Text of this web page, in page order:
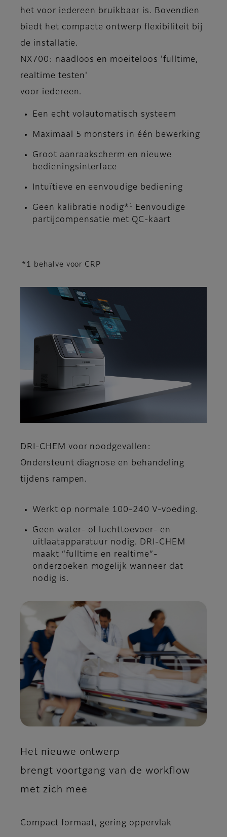
het voor iedereen bruikbaar is. Bovendien
biedt het compacte ontwerp flexibiliteit bij
de installatie.
NX700: naadloos en moeiteloos 'fulltime,
realtime testen'
voor iedereen.
Een echt volautomatisch systeem
Maximaal 5 monsters in één bewerking
Groot aanraakscherm en nieuwe
bedieningsinterface
Intuïtieve en eenvoudige bediening
Geen kalibratie nodig* 1
Eenvoudige
partijcompensatie met QC-kaart
*1 behalve voor CRP
DRI-CHEM voor noodgevallen:
Ondersteunt diagnose en behandeling
tijdens rampen.
Werkt op normale 100-240 V-voeding.
Geen water- of luchttoevoer- en
uitlaatapparatuur nodig. DRI-CHEM
maakt “fulltime en realtime”-
onderzoeken mogelijk wanneer dat
nodig is.
Het nieuwe ontwerp
brengt voortgang van de workflow
met zich mee
Compact formaat, gering oppervlak